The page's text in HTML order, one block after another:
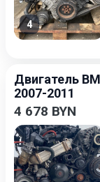
4
Двигатель
2007-2011
4 678 BYN